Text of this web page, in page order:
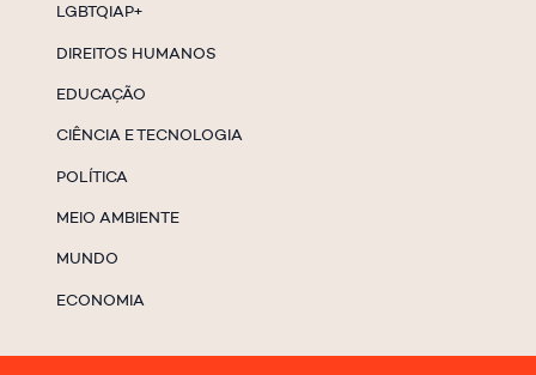
LGBTQIAP+
DIREITOS HUMANOS
EDUCAÇÃO
CIÊNCIA E TECNOLOGIA
POLÍTICA
MEIO AMBIENTE
MUNDO
ECONOMIA